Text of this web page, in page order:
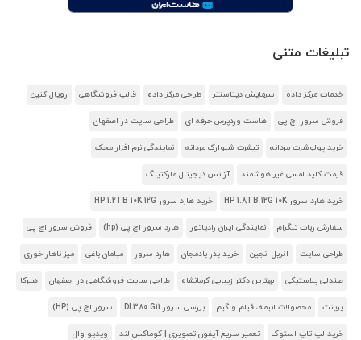
تبلیغات متنی
خدمات مرکز داده سرمایش دیتاسنتر طراحی مرکز داده قالب فروشگاهی رویال کنین
فروش سرور اچ پی هاست وردپرس حرفه ای طراحی سایت در اصفهان
خرید پولوشرت مردانه تیشرت شلوارک مردانه نمایندگی نرم افزار محک
قیمت کلید لمسی غیر هوشمند آژانس دیجیتال مارکتینگ
خرید هارد سرور HP 1.8TB 12G 10K خرید هارد سرور HP 1.2TB 10K 12G
سفارش ربات تلگرام نمایندگی ایران رادیاتور هارد سرور اچ پی (hp) فروش سرور اچ پی
طراحی سایت آنریل انجین خرید بذر بادمجان هارد سرور مبلمان باغی میز ناهار خوری
صندلی پلاستیکی بهترین دکتر زیبایی کرمانشاه طراحی سایت فروشگاهی در اصفهان هیرکا
پرینت محصولات انیمه، فیلم و گیم بررسی سرور DL380 G11 سرور اچ پی (HP)
خرید لپ تاپ استوک تعمیر سریع آیفون تصویری | کوماکس لند ویدیو وال